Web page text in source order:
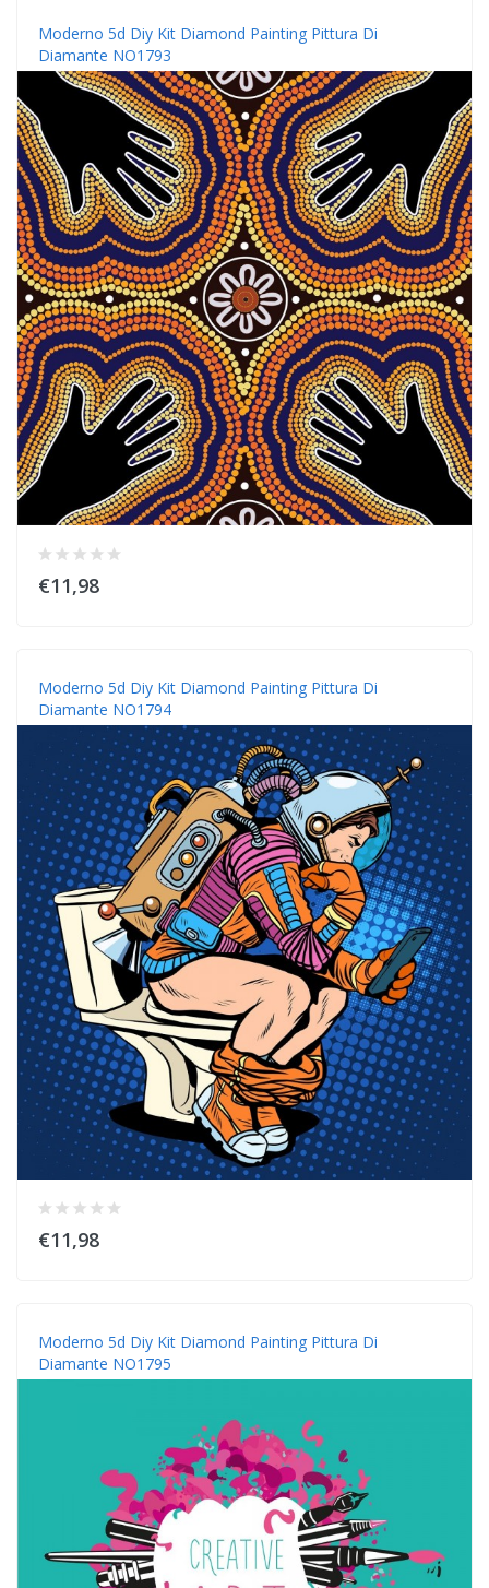
Moderno 5d Diy Kit Diamond Painting Pittura Di
Diamante NO1793
€11,98
Moderno 5d Diy Kit Diamond Painting Pittura Di
Diamante NO1794
€11,98
Moderno 5d Diy Kit Diamond Painting Pittura Di
Diamante NO1795